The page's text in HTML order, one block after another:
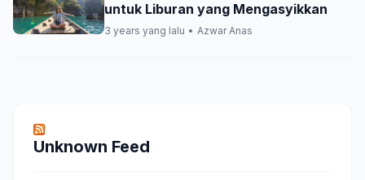
untuk Liburan yang Mengasyikkan
3 years yang lalu • Azwar Anas
Unknown Feed